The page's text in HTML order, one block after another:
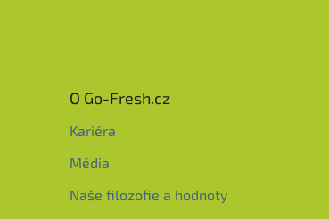
O Go-Fresh.cz
Kariéra
Média
Naše filozofie a hodnoty